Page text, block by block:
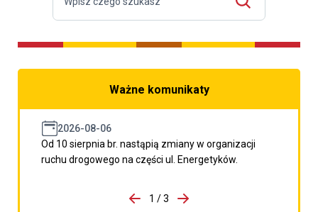
Ważne komunikaty
2026-08-06
Od 10 sierpnia br. nastąpią zmiany w organizacji
ruchu drogowego na części ul. Energetyków.
porzpedniego komunikatu
1 / 3
Przejdź do następnego